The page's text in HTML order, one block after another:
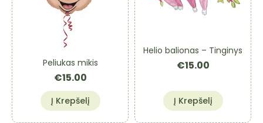
Peliukas mikis
€15.00
Į Krepšelį
Helio balionas – Tinginys
€15.00
Į Krepšelį